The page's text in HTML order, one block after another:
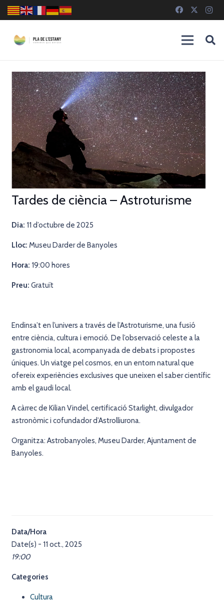
Tardes de ciència – Astroturisme
Dia: 11 d’octubre de 2025
Lloc: Museu Darder de Banyoles
Hora: 19:00 hores
Preu: Gratuït
Endinsa’t en l’univers a través de l’Astroturisme, una fusió
entre ciència, cultura i emoció. De l’observació celeste a la
gastronomia local, acompanyada de debats i propostes
úniques. Un viatge pel cosmos, en un entorn natural que
ofereix experiències exclusives que uneixen el saber científic
amb el gaudi local.
A càrrec de Kilian Vindel, certificació Starlight, divulgador
astronòmic i cofundador d’Astrolliurona.
Organitza: Astrobanyoles, Museu Darder, Ajuntament de
Banyoles.
Data/Hora
Date(s) - 11 oct., 2025
19:00
Categories
Cultura